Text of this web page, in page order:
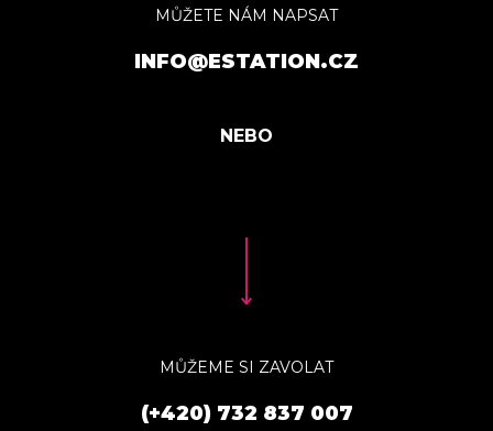
MŮŽETE NÁM NAPSAT
INFO@ESTATION.CZ
MŮŽEME SI ZAVOLAT
(+420) 732 837 007